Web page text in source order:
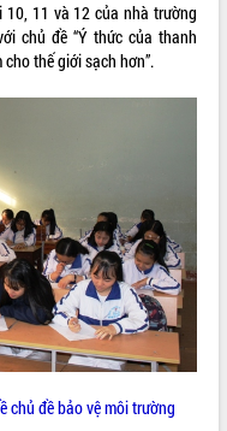
11 và 12 của nhà trường
chủ đề “Ý thức của thanh
thế giới sạch hơn”.
chủ đề bảo vệ môi trường